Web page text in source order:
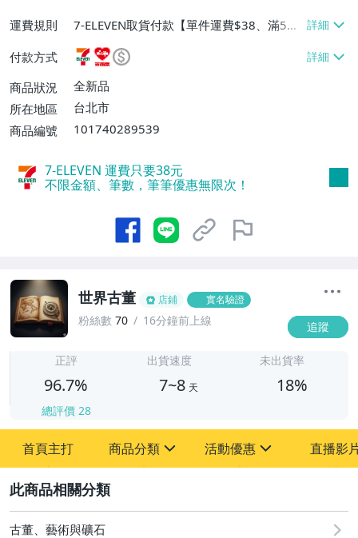
運費規則
7-ELEVEN取貨付款【單件運費$38、滿5件
或消費滿$1298免運費】、7-ELEVEN取貨
不付款【免運費】、萊爾富取貨付款【單件
運費$60、滿5件或消費滿$1298免運
費】、宅配/貨運【單件運費$120、滿5件
付款方式
商品狀況
全新品
所在地區
台北市
商品編號
101740289539
7-ELEVEN 運費只要38元
不限金額、筆數，筆筆優惠無限次！
世界古董 店鋪 實名驗證
粉絲數 70 16分鐘前上線 追蹤
正評
96.7%
總評價 28
出貨速度
7~8 天
未出貨率
18%
首頁主打 商品分類
其它
活動優惠
[全店] 粉絲專享
[全店] 周年慶
直播影
古董、藝術與礦石